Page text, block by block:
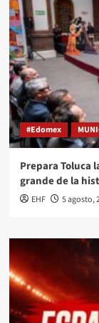
#Edomex
Prepara Toluca
grande de la
EHF 5 agosto,